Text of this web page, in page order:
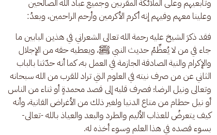
وعلينا معهم وفيهم إنه أكرم الأكرمين وأرحم الراحمين، وبعدُ:
فقد ذكرَ الشيخ عليه رحمة الله تعالى الشعراني في هذين البابين ما
جاء في من لا يُعظِّمُ حديث النبي ﷺ، ويعطيه حقه من الإجلال
والإكرام والنية الصادقة الجازمة في العمل به، كما أنه حدّثنا بالباب
الثاني عن من صرف نيته في العلوم التي تراد للقرب من الله سبحانه
وتعالى ونيل الرضا؛ فصرف قلبه إلى قصد محمدةٍ أو ثناء من الناس
أو نيل حطام من متاع الدنيا ولغير ذلك من الأغراض الفانية، وأنه
كيف يتعرضُ للعذاب الأليم والطرد والبعد والعياذ بالله -تعالى-
بسوء قصده في هذا العلم وسوء أخذه له.